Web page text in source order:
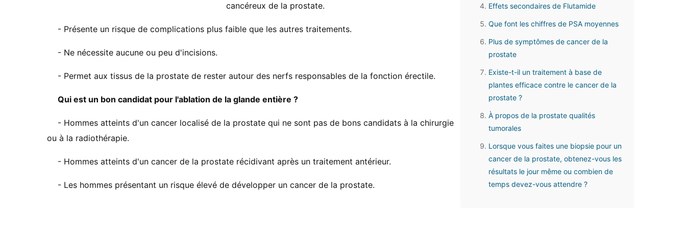
cancéreux de la prostate.
- Présente un risque de complications plus faible que les autres traitements.
- Ne nécessite aucune ou peu d'incisions.
- Permet aux tissus de la prostate de rester autour des nerfs responsables de la fonction érectile.
Qui est un bon candidat pour l'ablation de la glande entière ?
- Hommes atteints d'un cancer localisé de la prostate qui ne sont pas de bons candidats à la chirurgie
ou à la radiothérapie.
- Hommes atteints d'un cancer de la prostate récidivant après un traitement antérieur.
- Les hommes présentant un risque élevé de développer un cancer de la prostate.
Effets secondaires de Flutamide
Que font les chiffres de PSA moyennes
Plus de symptômes de cancer de la
prostate
Existe-t-il un traitement à base de
plantes efficace contre le cancer de la
prostate ?
À propos de la prostate qualités
tumorales
Lorsque vous faites une biopsie pour un
cancer de la prostate, obtenez-vous les
résultats le jour même ou combien de
temps devez-vous attendre ?